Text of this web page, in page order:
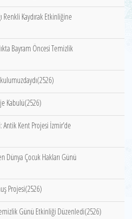
Kaydırak Etkinliğine
Bayram Öncesi Temizlik
Kabulü(2526)
Antik Kent Projesi İzmir’de
Dünya Çocuk Hakları Günü
Projesi(2526)
Günü Etkinliği Düzenledi(2526)